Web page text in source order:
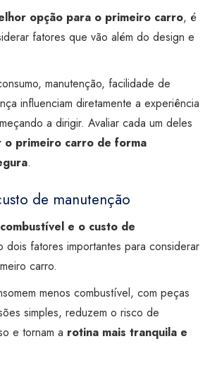
opção para o primeiro carro, é
fatores que vão além do design e
manutenção, facilidade de
influenciam diretamente a experiência
a dirigir. Avaliar cada um deles
o primeiro carro de forma
.
de manutenção
e o custo de
dois fatores importantes para considerar
carro.
menos combustível, com peças
simples, reduzem o risco de
e tornam a rotina mais tranquila e